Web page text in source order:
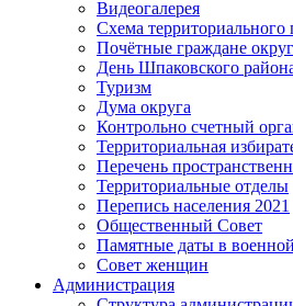
Видеогалерея
Схема территориального
Почётные граждане
День Шпаковского
Туризм
Дума округа
Контрольно счетный
Территориальная
Перечень
Территориальные отделы
Перепись населения 2021
Общественный Совет
Памятные даты в
Совет женщин
Администрация